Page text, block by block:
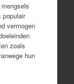
populair
vermogen
zoals
hun